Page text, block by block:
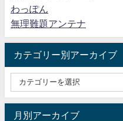
わっぽん
無理難題アンテナ
カテゴリー別アーカイブ
月別アーカイブ